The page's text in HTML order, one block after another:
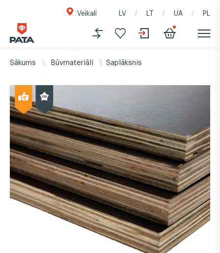
Veikali LV LT UA PL
Sākums Būvmateriāli Saplāksnis